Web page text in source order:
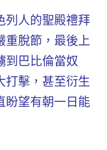
列人的聖殿禮拜
重脫節 ，最後上
到巴比倫當奴
打擊，甚至衍生
盼望有朝一日能